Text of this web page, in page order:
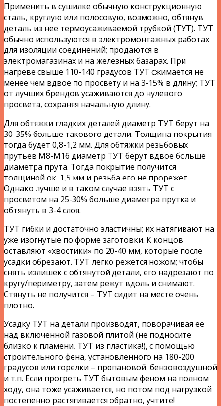
Применить в сушилке обычную конструкционную
сталь, круглую или полосовую, возможно, обтянув
деталь из нее термоусаживаемой трубкой (ТУТ). ТУТ
обычно используются в электромонтажных работах
для изоляции соединений; продаются в
электромагазинах и на железных базарах. При
нагреве свыше 110-140 градусов ТУТ сжимается не
менее чем вдвое по просвету и на 3-15% в длину; ТУТ
от лучших брендов усаживаются до нулевого
просвета, сохраняя начальную длину.
Для обтяжки гладких деталей диаметр ТУТ берут на
30-35% больше такового детали. Толщина покрытия
тогда будет 0,8-1,2 мм. Для обтяжки резьбовых
прутьев М8-М16 диаметр ТУТ берут вдвое больше
диаметра прута. Тогда покрытие получится
толщиной ок. 1,5 мм и резьба его не прорежет.
Однако лучше и в таком случае взять ТУТ с
просветом на 25-30% больше диаметра прутка и
обтянуть в 3-4 слоя.
ТУТ гибки и достаточно эластичны; их натягивают на
уже изогнутые по форме заготовки. К концов
оставляют «хвостики» по 20-40 мм, которые после
усадки обрезают. ТУТ легко режется ножом; чтобы
снять излишек с обтянутой детали, его надрезают по
кругу/периметру, затем режут вдоль и снимают.
Стянуть не получится – ТУТ сидит на месте очень
плотно.
Усадку ТУТ на детали производят, поворачивая ее
над включенной газовой плитой (не подносите
близко к пламени, ТУТ из пластика!), с помощью
строительного фена, установленного на 180-200
градусов или горелки – пропановой, бензовоздушной
и т.п. Если прогреть ТУТ бытовым феном на полном
ходу, она тоже усаживается, но потом под нагрузкой
постепенно растягивается обратно, учтите!